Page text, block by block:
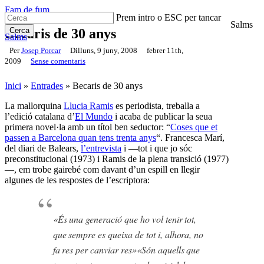
Skip
to
main
content
Prem intro o ESC per tancar
Cerca
Close
Cerca
Salms
search
Menu
Salms
Fam de fum
Becaris de 30 anys
Per Josep Porcar Dilluns, 9 juny, 2008
febrer 11th,
2009
Sense comentaris
Inici » Entrades » Becaris de 30 anys
La mallorquina Llucia Ramis es periodista, treballa a
l’edició catalana d’El Mundo i acaba de publicar la seua
primera novel·la amb un títol ben seductor: “Coses que et
passen a Barcelona quan tens trenta anys“. Francesca Marí,
del diari de Balears, l’entrevista i —tot i que jo sóc
preconstitucional (1973) i Ramis de la plena transició (1977)
—, em trobe gairebé com davant d’un espill en llegir
algunes de les respostes de l’escriptora:
«És una generació que ho vol tenir tot,
que sempre es queixa de tot i, alhora, no
fa res per canviar res»«Són aquells que